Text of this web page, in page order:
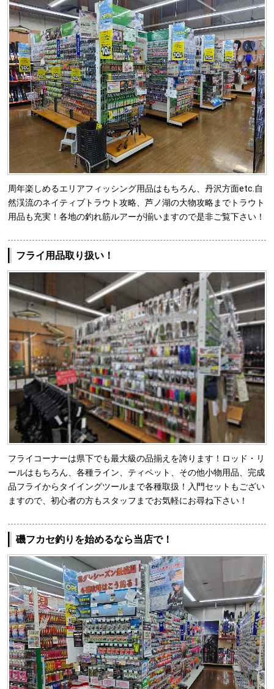
周年楽しめるエリアフィッシング用品はもちろん、丹沢方面etc.自
然渓流のネイティブトラウト攻略、芦ノ湖の大物攻略までトラウト
用品も充実！各地の釣れ筋ルアーが揃いますので是非ご覧下さい！
フライ用品取り扱い！
フライコーナーは県下でも最大級の品揃えを誇ります！ロッド・リ
ールはもちろん、各種ライン、ティペット、その他小物用品、完成
品フライからタイイングツールまで各種取扱！入門セットもござい
ますので、初心者の方もスタッフまでお気軽にお尋ね下さい！
磯フカセ釣りを始めるなら当店で！